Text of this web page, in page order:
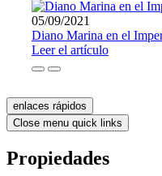
05/09/2021
Diano Marina en el
Leer el artículo
enlaces rápidos
Close menu quick links
Propiedades